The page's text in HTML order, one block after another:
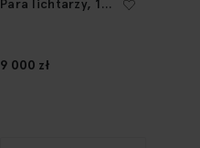
Para lichtarzy, 1
9 000 zł